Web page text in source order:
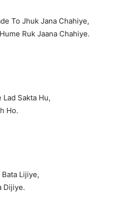
To Jhuk Jana Chahiye,
Ruk Jaana Chahiye.
Sakta Hu,
Ho.
Lijiye,
Dijiye.